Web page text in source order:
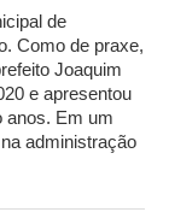
de
Como de praxe,
Joaquim
e apresentou
anos. Em um
administração